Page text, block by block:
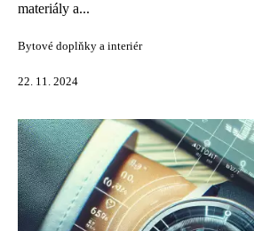
materiály a...
Bytové doplňky a interiér
22. 11. 2024